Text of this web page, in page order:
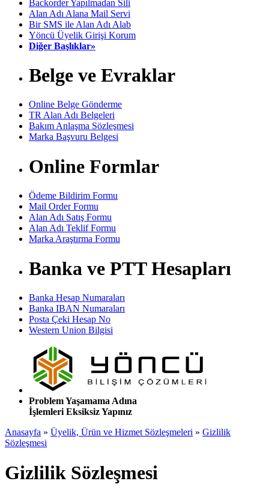
Backorder Yapılmadan Sili
Alan Adı Alana Mail Servi
Bir SMS ile Alan Adı Alab
Yöncü Üyelik Girişi Korum
Diğer Başlıklar»
Belge ve Evraklar
Online Belge Gönderme
TR Alan Adı Belgeleri
Bakım Anlaşma Sözleşmesi
Marka Başvuru Belgesi
Online Formlar
Ödeme Bildirim Formu
Mail Order Formu
Alan Adı Satış Formu
Alan Adı Teklif Formu
Marka Araştırma Formu
Banka ve PTT Hesapları
Banka Hesap Numaraları
Banka IBAN Numaraları
Posta Çeki Hesap No
Western Union Bilgisi
Problem Yaşamama Adına
İşlemleri Eksiksiz Yapınız
Anasayfa » Üyelik, Ürün ve Hizmet Sözleşmeleri » Gizlilik
Sözleşmesi
Gizlilik Sözleşmesi